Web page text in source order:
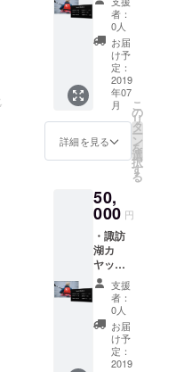
オリジ
ナルス
テッ
カー ・
お礼状
モー
ション
動画に
てサン
クスク
レジッ
ト掲載
・諏訪
湖カ
ヤック
受付展
示用寄
レート
名入れ
(紅やマ
リーナ
にて展
示させ
て頂き
ます) ・
諏訪湖
カヤッ
クツ
アーご
招待ペ
者：
0人
お届
け予
定：
2019
年07
月
詳細を見る
こ
の
リ
タ
ー
ン
を
選
択
す
る
50,
000 円
・諏訪
湖カ
ヤック
プロ
モー
ション
動画に
てサン
クスク
レジッ
支援
者：
0人
お届
け予
定：
2019